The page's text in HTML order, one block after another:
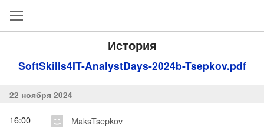
История
SoftSkills4IT-AnalystDays-2024b-Tsepkov.pdf
22 ноября 2024
MaksTsepkov
16:00